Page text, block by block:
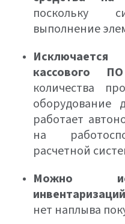
поскольку
выполнение
кассового
количества
оборудование
работает
на
расчетной
Можно
инвентаризаций
нет наплыва